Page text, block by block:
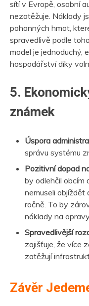
sítí v Evropě, osobní
nezatěžuje. Náklady
pohonných hmot,
spravedlivě podle
model je jednoduchý,
hospodářství díky
5.
známek
Úspora
správu systému
Pozitivní dopad
by odlehčil obcím
nemuseli objíždět
ročně. To by
náklady na
Spravedlivější
zajišťuje, že více
zatěžují
Závěr